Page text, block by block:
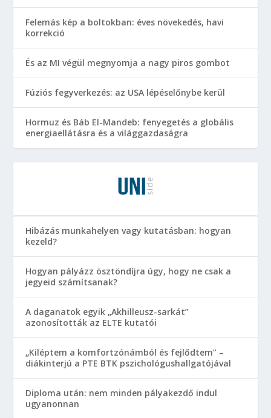
Felemás kép a boltokban: éves növekedés, havi
korrekció
És az MI végül megnyomja a nagy piros gombot
Fúziós fegyverkezés: az USA lépéselőnybe kerül
Hormuz és Báb El-Mandeb: fenyegetés a globális
energiaellátásra és a világgazdaságra
Hibázás munkahelyen vagy kutatásban: hogyan
kezeld?
Hogyan pályázz ösztöndíjra úgy, hogy ne csak a
jegyeid számítsanak?
A daganatok egyik „Akhilleusz-sarkát”
azonosították az ELTE kutatói
„Kiléptem a komfortzónámból és fejlődtem” –
diákinterjú a PTE BTK pszichológushallgatójával
Diploma után: nem minden pályakezdő indul
ugyanonnan